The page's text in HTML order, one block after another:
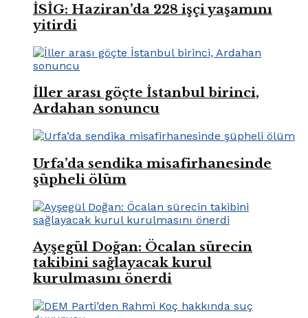
İSİG: Haziran’da 228 işçi yaşamını
yitirdi
İller arası göçte İstanbul birinci,
Ardahan sonuncu
Urfa’da sendika misafirhanesinde
şüpheli ölüm
Ayşegül Doğan: Öcalan sürecin
takibini sağlayacak kurul
kurulmasını önerdi